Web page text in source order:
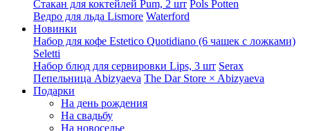
Стакан для коктейлей Pum, 2 шт Pols Potten
Ведро для льда Lismore Waterford
Новинки
Набор для кофе Estetico Quotidiano (6 чашек с ложками)
Seletti
Набор блюд для сервировки Lips, 3 шт Serax
Пепельница Abizyaeva The Dar Store × Abizyaeva
Подарки
На день рождения
На свадьбу
На новоселье